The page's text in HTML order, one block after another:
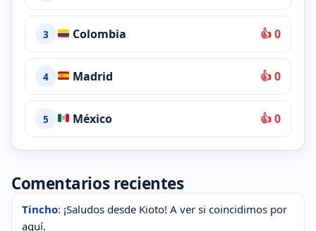
3 Colombia 👍 0
4 Madrid 👍 0
5 México 👍 0
Comentarios recientes
Tincho: ¡Saludos desde Kioto! A ver si coincidimos por
aquí.